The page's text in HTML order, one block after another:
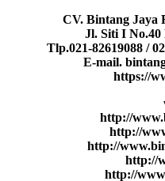
CV. Bintang Jaya
Jl. Siti I
Tlp.021-82619088 /
E-mail.
https://
http://
http://
http://
http://
http://